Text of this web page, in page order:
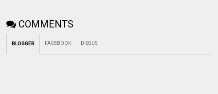
COMMENTS
BLOGGER FACEBOOK DISQUS